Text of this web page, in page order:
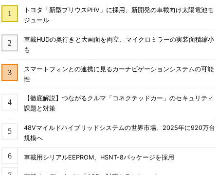
トヨタ「新型プリウスPHV」に採用、新開発の車載向け太陽電池モ
ジュール
車載HUDの奥行きと大画面を両立、マイクロミラーの実装面積縮小
も
スマートフォンとの連携に見るカーナビゲーションシステムの可能
性
【徹底解説】つながるクルマ「コネクテッドカー」のセキュリティ
課題と対策
48Vマイルドハイブリッドシステムの世界市場、2025年に920万台
規模へ
車載用シリアルEEPROM、HSNT-8パッケージを採用